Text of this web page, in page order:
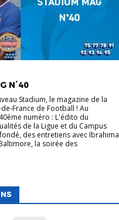
N°40
Stadium, le magazine de la
France de Football ! Au
numéro : L'édito du
de la Ligue et du Campus
des entretiens avec Ibrahima
la soirée des